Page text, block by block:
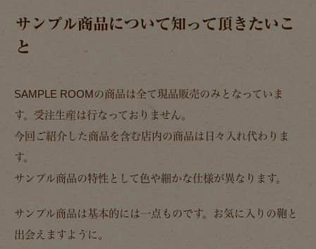
サンプル商品について知って頂きたいこ
と
SAMPLE ROOMの商品は全て現品販売のみとなっていま
す。受注生産は行なっておりません。
今回ご紹介した商品を含む店内の商品は日々入れ代わりま
す。
サンプル商品の特性として色や細かな仕様が異なります。
サンプル商品は基本的には一点ものです。お気に入りの鞄と
出会えますように。